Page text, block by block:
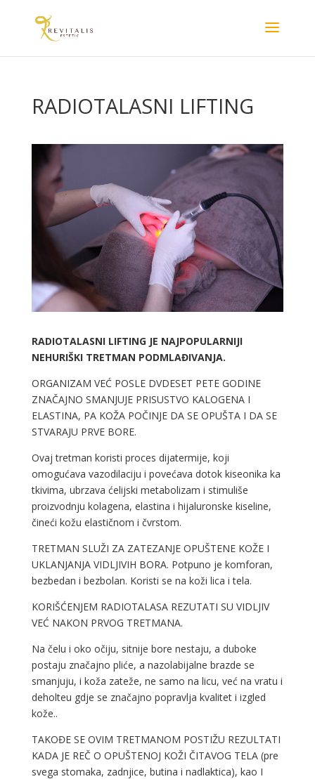
RADIOTALASNI LIFTING
RADIOTALASNI LIFTING JE NAJPOPULARNIJI
NEHURIŠKI TRETMAN PODMLAĐIVANJA.
ORGANIZAM VEĆ POSLE DVDESET PETE GODINE
ZNAČAJNO SMANJUJE PRISUSTVO KALOGENA I
ELASTINA, PA KOŽA POČINJE DA SE OPUŠTA I DA SE
STVARAJU PRVE BORE.
Ovaj tretman koristi proces dijatermije, koji
omogućava vazodilaciju i povećava dotok kiseonika ka
tkivima, ubrzava ćelijski metabolizam i stimuliše
proizvodnju kolagena, elastina i hijaluronske kiseline,
čineći kožu elastičnom i čvrstom.
TRETMAN SLUŽI ZA ZATEZANJE OPUŠTENE KOŽE I
UKLANJANJA VIDLJIVIH BORA. Potpuno je komforan,
bezbedan i bezbolan. Koristi se na koži lica i tela.
KORIŠĆENJEM RADIOTALASA REZUTATI SU VIDLJIV
VEĆ NAKON PRVOG TRETMANA.
Na čelu i oko očiju, sitnije bore nestaju, a duboke
postaju značajno pliće, a nazolabijalne brazde se
smanjuju, i koža zateže, ne samo na licu, već na vratu i
deholteu gdje se značajno popravlja kvalitet i izgled
kože..
TAKOĐE SE OVIM TRETMANOM POSTIŽU REZULTATI
KADA JE REČ O OPUŠTENOJ KOŽI ČITAVOG TELA (pre
svega stomaka, zadnjice, butina i nadlaktica), kao I